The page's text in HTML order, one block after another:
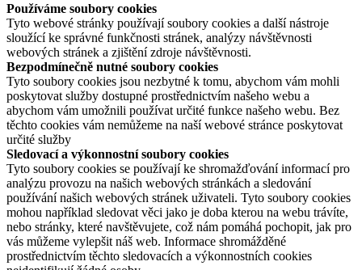
Používáme soubory cookies
Tyto webové stránky používají soubory cookies a další nástroje
sloužící ke správné funkčnosti stránek, analýzy návštěvnosti
webových stránek a zjištění zdroje návštěvnosti.
Bezpodmínečně nutné soubory cookies
Tyto soubory cookies jsou nezbytné k tomu, abychom vám mohli
poskytovat služby dostupné prostřednictvím našeho webu a
abychom vám umožnili používat určité funkce našeho webu. Bez
těchto cookies vám nemůžeme na naší webové stránce poskytovat
určité služby
Sledovací a výkonnostní soubory cookies
Tyto soubory cookies se používají ke shromažďování informací pro
analýzu provozu na našich webových stránkách a sledování
používání našich webových stránek uživateli. Tyto soubory cookies
mohou například sledovat věci jako je doba kterou na webu trávíte,
nebo stránky, které navštěvujete, což nám pomáhá pochopit, jak pro
vás můžeme vylepšit náš web. Informace shromážděné
prostřednictvím těchto sledovacích a výkonnostních cookies